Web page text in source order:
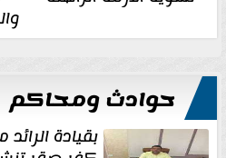
حوادث ومحاكم
بقيادة